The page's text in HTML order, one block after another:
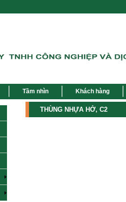
Tầm nhìn Khách hàng
THÙNG NHỰA HỞ, C2